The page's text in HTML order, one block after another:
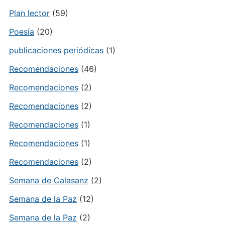
Plan lector(59)
Poesía (20)
publicaciones periódicas(1)
Recomendaciones(46)
Recomendaciones(2)
Recomendaciones(2)
Recomendaciones(1)
Recomendaciones(1)
Recomendaciones(2)
Semana de Calasanz (2)
Semana de la Paz (12)
Semana de la Paz (2)